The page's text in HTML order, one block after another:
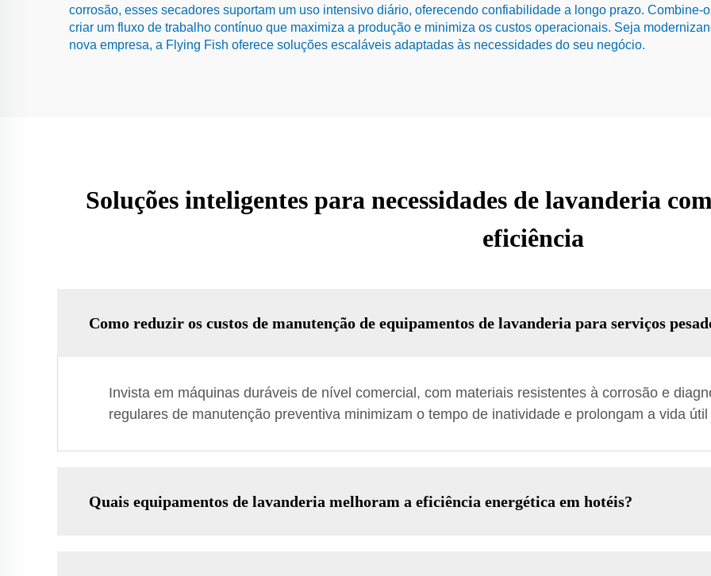
corrosão, esses secadores suportam um uso intensivo diário, oferecendo confiabilidade a longo prazo.
criar um fluxo de trabalho contínuo que maximiza a produção e minimiza os custos operacionais. Seja
nova empresa, a Flying Fish oferece soluções escaláveis adaptadas às necessidades do seu negócio.
Soluções inteligentes para necessidades de lavanderia
eficiência
Como reduzir os custos de manutenção de equipamentos de lavanderia para serviços
Invista em máquinas duráveis de nível comercial, com materiais resistentes à corrosão e
regulares de manutenção preventiva minimizam o tempo de inatividade e prolongam a vida
Quais equipamentos de lavanderia melhoram a eficiência energética em hotéis?